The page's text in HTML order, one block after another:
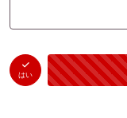
はい